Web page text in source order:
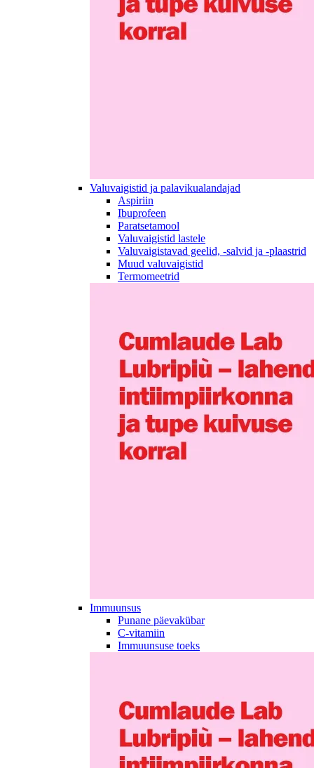
Valuvaigistid ja palavikualandajad
Aspiriin
Ibuprofeen
Paratsetamool
Valuvaigistid lastele
Valuvaigistavad geelid, -salvid ja -plaastrid
Muud valuvaigistid
Termomeetrid
Immuunsus
Punane päevakübar
C-vitamiin
Immuunsuse toeks